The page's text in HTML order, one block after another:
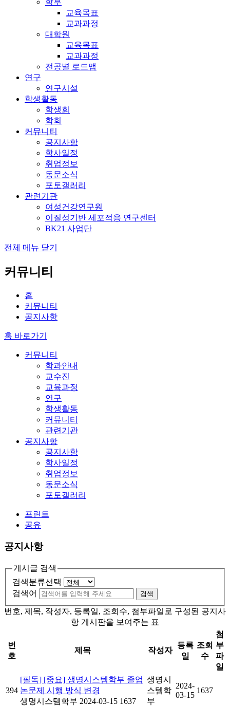
교육목표
교과과정
대학원
교육목표
교과과정
전공별 로드맵
연구
연구시설
학생활동
학생회
학회
커뮤니티
공지사항
학사일정
취업정보
동문소식
포토갤러리
관련기관
여성건강연구원
이질성기반 세포적응 연구센터
BK21 사업단
전체 메뉴 닫기
커뮤니티
홈
커뮤니티
공지사항
홈 바로가기
커뮤니티
학과안내
교수진
교육과정
연구
학생활동
커뮤니티
관련기관
공지사항
공지사항
학사일정
취업정보
동문소식
포토갤러리
프린트
공유
공지사항
게시글 검색
검색분류선택
검색어
검색
번호, 제목, 작성자, 등록일, 조회수, 첨부파일로 구성된 공지사
항 게시판을 보여주는 표
번
호
제목 작성자
등록
일
조회
수
첨
부
파
일
394
[필독] [중요] 생명시스템학부 졸업
논문제 시행 방식 변경
생명시스템학부 2024-03-15 1637
생명시
스템학
부
2024-
03-15
1637